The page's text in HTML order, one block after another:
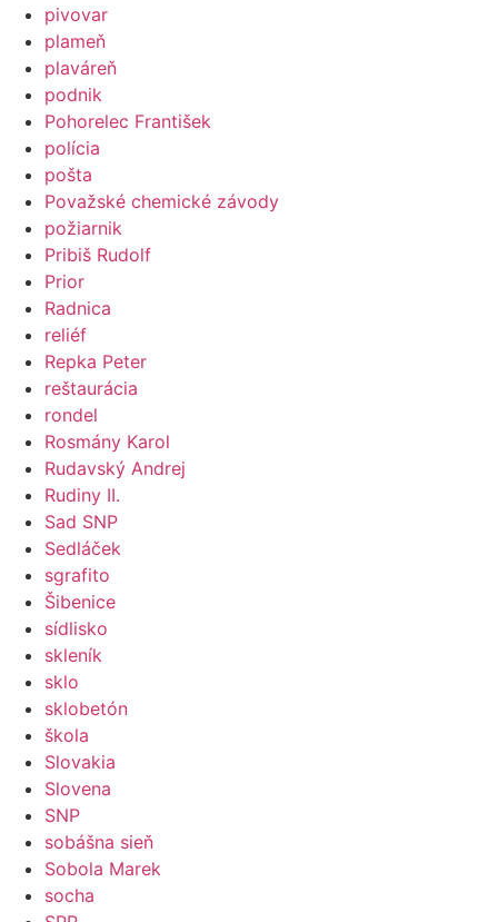
pivovar
plameň
plaváreň
podnik
Pohorelec František
polícia
pošta
Považské chemické závody
požiarnik
Pribiš Rudolf
Prior
Radnica
reliéf
Repka Peter
reštaurácia
rondel
Rosmány Karol
Rudavský Andrej
Rudiny II.
Sad SNP
Sedláček
sgrafito
Šibenice
sídlisko
skleník
sklo
sklobetón
škola
Slovakia
Slovena
SNP
sobášna sieň
Sobola Marek
socha